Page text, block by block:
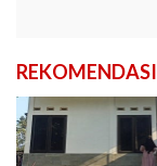
REKOMENDASI